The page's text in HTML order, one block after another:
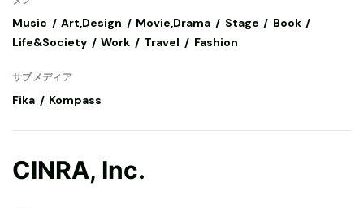
Music Art,Design Movie,Drama Stage
Book
Life&Society
Work Travel Fashion
サブメディア
Fika Kompass
CINRA, Inc.